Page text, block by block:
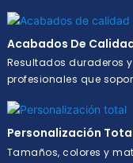
Acabados De
Resultados duraderos y
profesionales que
Personalización
Tamaños, colores y